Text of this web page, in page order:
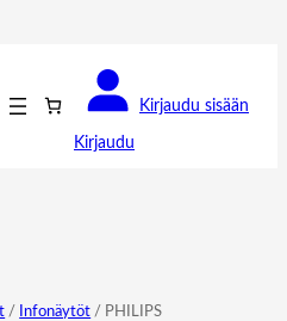
Kirjaudu
Kirjaudu sisään
/ Infonäytöt / PHILIPS